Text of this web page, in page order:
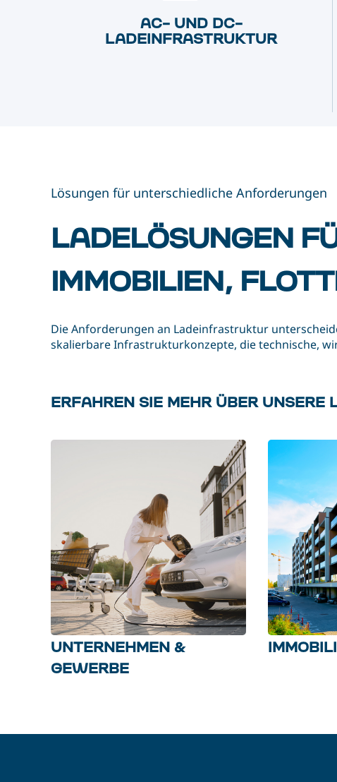
AC- UND DC-
LADEINFRASTRUKTUR
Lösungen für unterschiedliche Anforderungen
LADELÖSUNGEN
IMMOBILIEN,
Die Anforderungen an Ladeinfrastruktur
skalierbare Infrastrukturkonzepte, die technische,
ERFAHREN SIE MEHR ÜBER
UNTERNEHMEN &
GEWERBE